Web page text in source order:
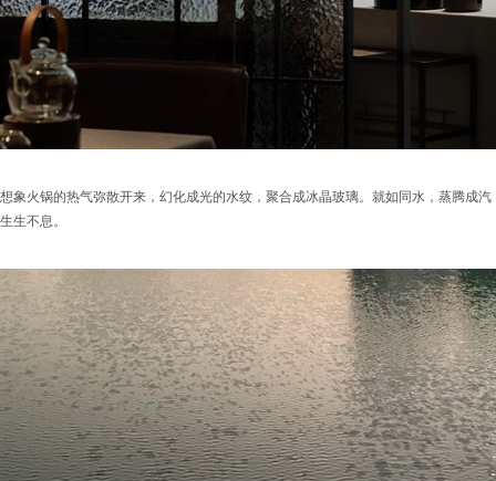
想象火锅的热气弥散开来，幻化成光的水纹，聚合成冰晶玻璃。就如同水，蒸腾成
生生不息。